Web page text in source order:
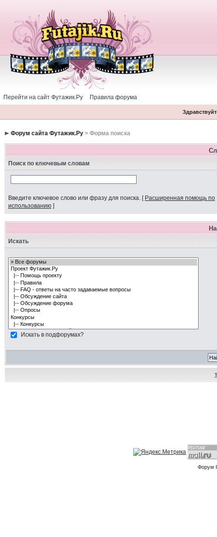
Перейти на сайт Футажик.Ру Правила форума
Форум сайта Футажик.Ру> Форма поиска
Поиск по ключевым словам
Введите ключевое слово или фразу для поиска.[ Расширенная помощь по
использованию]
Искать
Искать в подфорумах?
Форум